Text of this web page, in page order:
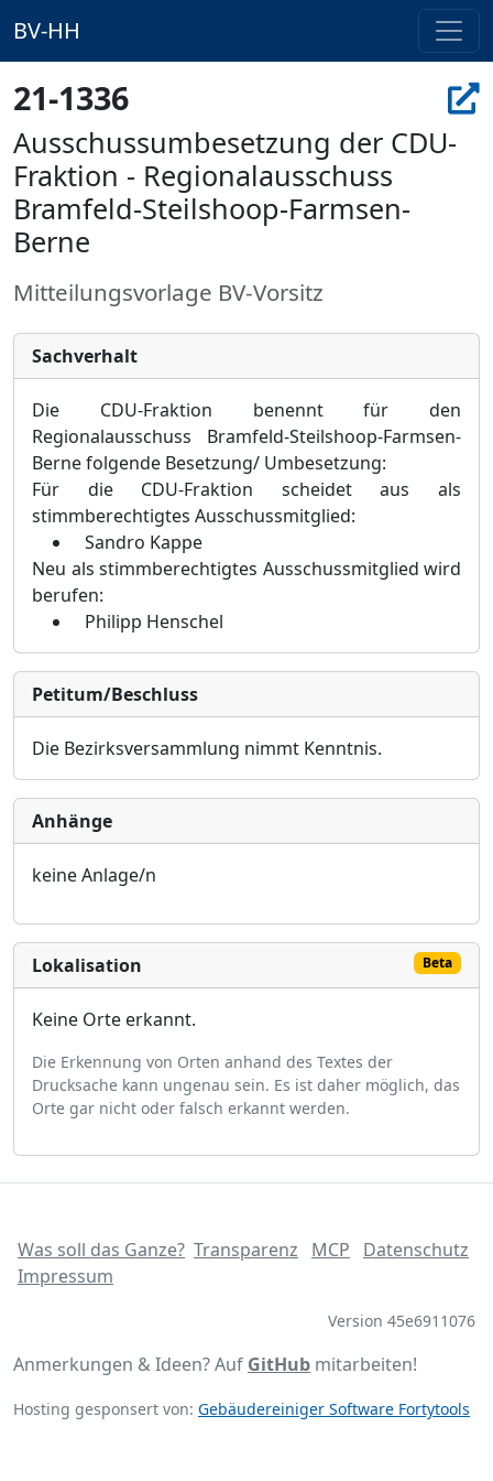
BV-HH
21-1336
Ausschussumbesetzung der CDU-
Fraktion - Regionalausschuss
Bramfeld-Steilshoop-Farmsen-
Berne
Mitteilungsvorlage BV-Vorsitz
Sachverhalt
Die CDU-Fraktion benennt für den
Regionalausschuss Bramfeld-Steilshoop-Farmsen-
Berne folgende Besetzung/ Umbesetzung:
Für die CDU-Fraktion scheidet aus als
stimmberechtigtes Ausschussmitglied:
Sandro Kappe
Neu als stimmberechtigtes Ausschussmitglied wird
berufen:
Philipp Henschel
Petitum/Beschluss
Die Bezirksversammlung nimmt Kenntnis.
Anhänge
keine Anlage/n
Lokalisation Beta
Keine Orte erkannt.
Die Erkennung von Orten anhand des Textes der
Drucksache kann ungenau sein. Es ist daher möglich, das
Orte gar nicht oder falsch erkannt werden.
Was soll das Ganze? Transparenz MCP
Datenschutz
Impressum
Version 45e6911076
Anmerkungen & Ideen? Auf GitHub mitarbeiten!
Hosting gesponsert von: Gebäudereiniger Software Fortytools